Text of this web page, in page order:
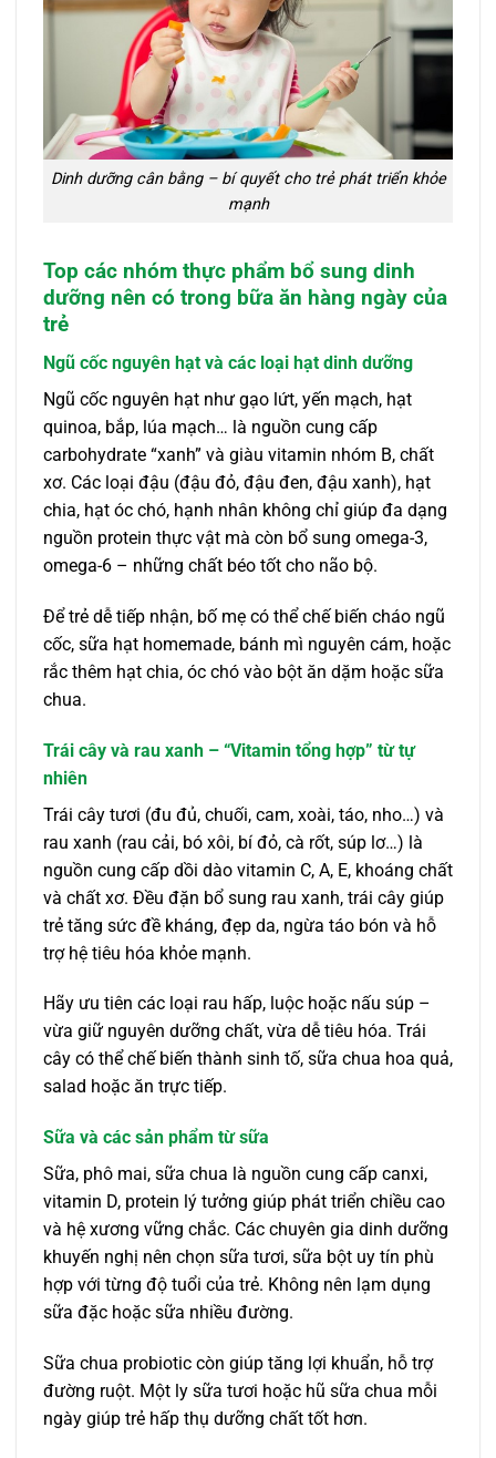
Dinh dưỡng cân bằng – bí quyết cho trẻ phát triển khỏe
mạnh
Top các nhóm thực phẩm bổ sung dinh
dưỡng nên có trong bữa ăn hàng ngày của
trẻ
Ngũ cốc nguyên hạt và các loại hạt dinh dưỡng
Ngũ cốc nguyên hạt như gạo lứt, yến mạch, hạt
quinoa, bắp, lúa mạch… là nguồn cung cấp
carbohydrate “xanh” và giàu vitamin nhóm B, chất
xơ. Các loại đậu (đậu đỏ, đậu đen, đậu xanh), hạt
chia, hạt óc chó, hạnh nhân không chỉ giúp đa dạng
nguồn protein thực vật mà còn bổ sung omega-3,
omega-6 – những chất béo tốt cho não bộ.
Để trẻ dễ tiếp nhận, bố mẹ có thể chế biến cháo ngũ
cốc, sữa hạt homemade, bánh mì nguyên cám, hoặc
rắc thêm hạt chia, óc chó vào bột ăn dặm hoặc sữa
chua.
Trái cây và rau xanh – “Vitamin tổng hợp” từ tự
nhiên
Trái cây tươi (đu đủ, chuối, cam, xoài, táo, nho…) và
rau xanh (rau cải, bó xôi, bí đỏ, cà rốt, súp lơ…) là
nguồn cung cấp dồi dào vitamin C, A, E, khoáng chất
và chất xơ. Đều đặn bổ sung rau xanh, trái cây giúp
trẻ tăng sức đề kháng, đẹp da, ngừa táo bón và hỗ
trợ hệ tiêu hóa khỏe mạnh.
Hãy ưu tiên các loại rau hấp, luộc hoặc nấu súp –
vừa giữ nguyên dưỡng chất, vừa dễ tiêu hóa. Trái
cây có thể chế biến thành sinh tố, sữa chua hoa quả,
salad hoặc ăn trực tiếp.
Sữa và các sản phẩm từ sữa
Sữa, phô mai, sữa chua là nguồn cung cấp canxi,
vitamin D, protein lý tưởng giúp phát triển chiều cao
và hệ xương vững chắc. Các chuyên gia dinh dưỡng
khuyến nghị nên chọn sữa tươi, sữa bột uy tín phù
hợp với từng độ tuổi của trẻ. Không nên lạm dụng
sữa đặc hoặc sữa nhiều đường.
Sữa chua probiotic còn giúp tăng lợi khuẩn, hỗ trợ
đường ruột. Một ly sữa tươi hoặc hũ sữa chua mỗi
ngày giúp trẻ hấp thụ dưỡng chất tốt hơn.